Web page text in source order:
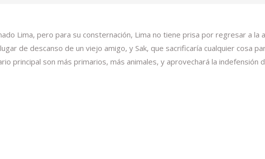
Lima, pero para su consternación, Lima no tiene prisa por regresar a
de descanso de un viejo amigo, y Sak, que sacrificaría cualquier cosa
principal son más primarios, más animales, y aprovechará la indefensión